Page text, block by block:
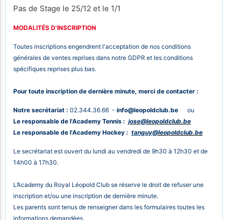
Pas de Stage le 25/12 et le 1/1
MODALITÉS D'INSCRIPTION
Toutes inscriptions engendrent l'acceptation de nos conditions
générales de ventes reprises dans notre GDPR et les conditions
spécifiques reprises plus bas.
Pour toute inscription de dernière minute, merci de contacter :
Notre secrétariat : 02.344.36.66 - info@leopoldclub.be ou
Le responsable de l'Academy Tennis : jose@leopoldclub.be
Le responsable de l'Academy Hockey : tanguy@leopoldclub.be
Le secrétariat est ouvert du lundi au vendredi de 9h30 à 12h30 et de
14h00 à 17h30.
L’Academy du Royal Léopold Club se réserve le droit de refuser une
inscription et/ou une inscription de dernière minute.
Les parents sont tenus de renseigner dans les formulaires toutes les
informations demandées.